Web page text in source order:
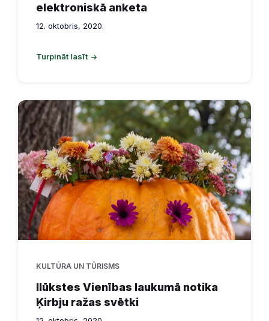
elektroniskā anketa
12. oktobris, 2020.
Turpināt lasīt
KULTŪRA UN TŪRISMS
Ilūkstes Vienības laukumā notika
Ķirbju ražas svētki